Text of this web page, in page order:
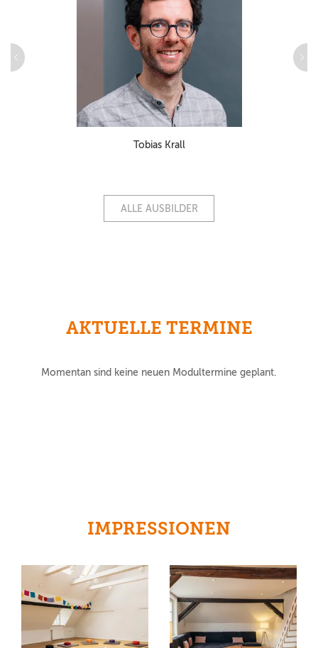
Tobias Krall
ALLE AUSBILDER
AKTUELLE TERMINE
Momentan sind keine neuen Modultermine geplant.
IMPRESSIONEN